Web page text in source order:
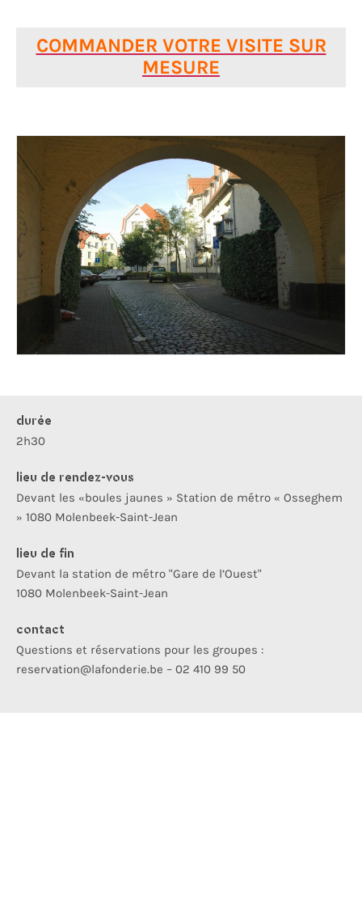
COMMANDER VOTRE VISITE SUR
MESURE
durée
2h30
lieu de rendez-vous
Devant les «boules jaunes » Station de métro « Osseghem
» 1080 Molenbeek-Saint-Jean
lieu de fin
Devant la station de métro "Gare de l’Ouest"
1080 Molenbeek-Saint-Jean
contact
Questions et réservations pour les groupes :
reservation@lafonderie.be – 02 410 99 50